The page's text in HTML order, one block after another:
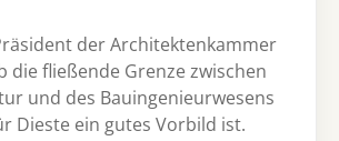
der Architektenkammer
die fließende Grenze zwischen
und des Bauingenieurwesens
Dieste ein gutes Vorbild ist.